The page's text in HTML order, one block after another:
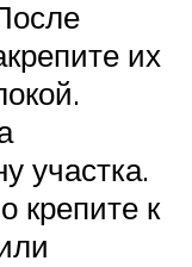
их
участка.
крепите к